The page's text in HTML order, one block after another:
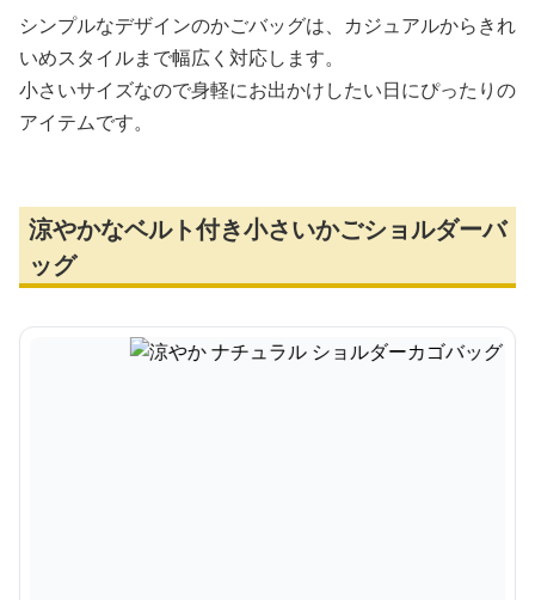
シンプルなデザインのかごバッグは、カジュアルからきれ
いめスタイルまで幅広く対応します。
小さいサイズなので身軽にお出かけしたい日にぴったりの
アイテムです。
涼やかなベルト付き小さいかごショルダーバ
ッグ